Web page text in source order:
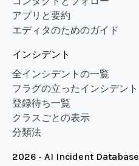
アプリと要約
エディタのためのガイド
インシデント
全インシデントの一覧
フラグの立ったインシデント
登録待ち一覧
クラスごとの表示
分類法
2026 - AI Incident Database